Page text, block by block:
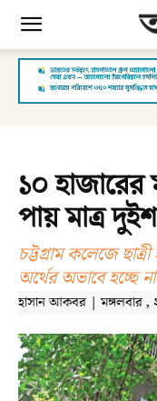
১০
পায় মাত্র
চট্টগ্রাম কলেজে
অর্থের অভাবে হচ্ছে
হাসান আকবর | মঙ্গলবার ,